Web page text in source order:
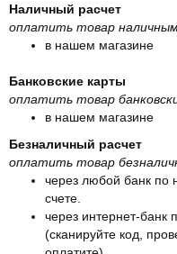
Наличный расчет
оплатить товар
в нашем магазине
Банковские карты
оплатить товар
в нашем магазине
Безналичный расчет
оплатить товар
через любой банк по
счете.
через интернет-банк
(сканируйте код,